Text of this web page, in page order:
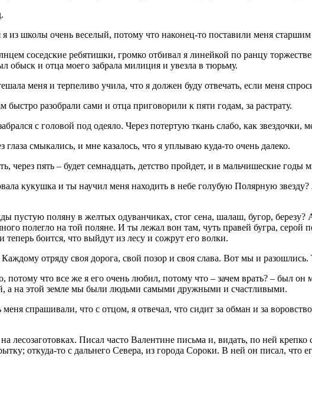
я из школы очень веселый, потому что наконец-то поставили меня
соседские ребятишки, громко отбивал я линейкой по ранцу
обыск и отца моего забрала милиция и увезла в тюрьму.
меня и терпеливо учила, что я должен буду отвечать, если меня
разобрали сами и отца приговорили к пяти годам, за растрату.
с головой под одеяло. Через потертую ткань слабо, как звездочки,
смыкались, и мне казалось, что я уплываю куда-то очень далеко.
через пять – будет семнадцать, детство пройдет, и в мальчишеские годы
кукушка и ты научил меня находить в небе голубую Полярную
пустую поляну в желтых одуванчиках, стог сена, шалаш, бугор, березу?
полегло на той поляне. И ты лежал вон там, чуть правей бугра,
боится, что выйдут из лесу и сожрут его волки.
отряду своя дорога, свой позор и своя слава. Вот мы и разошлись.
потому что все же я его очень любил, потому что – зачем врать? – был
а на этой земле мы были людьми самыми дружными и счастливыми.
спрашивали, что с отцом, я отвечал, что сидит за обман и за
лесозаготовках. Писал часто Валентине письма и, видать, по ней
откуда-то с дальнего Севера, из города Сороки. В ней он писал, что